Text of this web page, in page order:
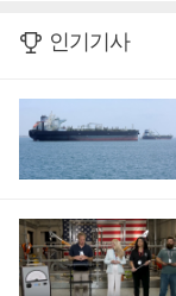
인기기사